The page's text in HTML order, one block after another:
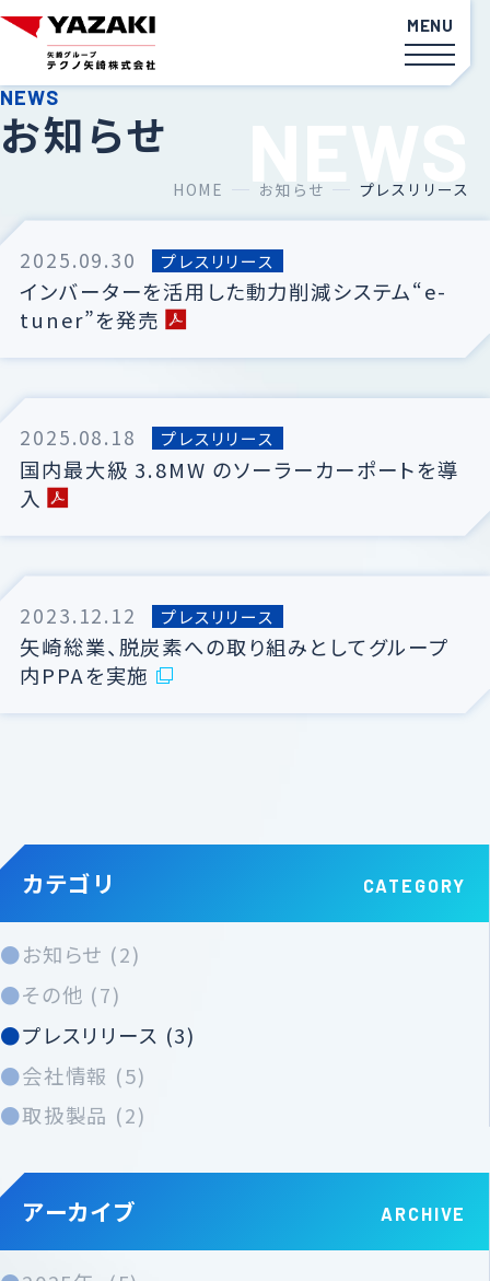
カーボンニュートラル
ソリューション
サービス・省エネソリューション
空調機器
廃熱利用システム
計測器
カタログダウンロード
データで見るテクノ矢崎
社員インタビュー
福利厚生
採用エントリー
代表メッセージ
環境への取り組み
決算公告
お知らせ
HOME お知らせ プレスリリース
2025.09.30 プレスリリース
インバーターを活用した動力削減システム“e-
tuner”を発売
2025.08.18 プレスリリース
国内最大級 3.8MW のソーラーカーポートを導
入
2023.12.12 プレスリリース
⽮崎総業、脱炭素への取り組みとしてグループ
内PPAを実施
カテゴリ
お知らせ (2)
その他 (7)
プレスリリース (3)
会社情報 (5)
取扱製品 (2)
アーカイブ